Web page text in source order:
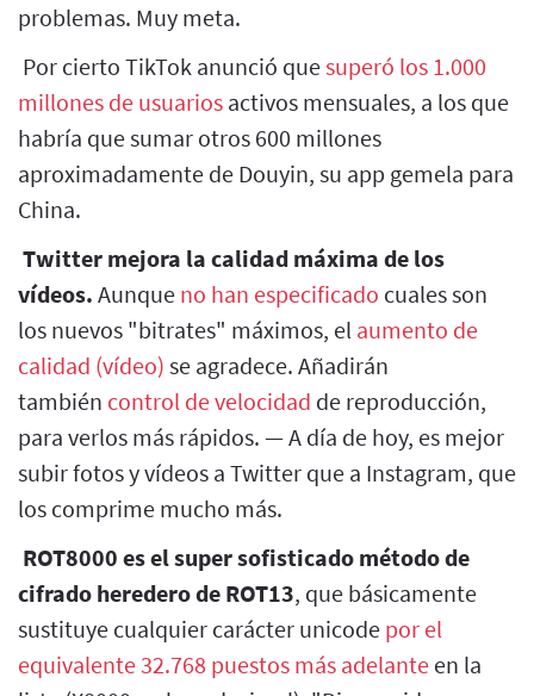
problemas. Muy meta.
Por cierto TikTok anunció quesuperó los 1.000
millones de usuarios activos mensuales, a los que
habría que sumar otros 600 millones
aproximadamente de Douyin, su app gemela para
China.
Twitter mejora la calidad máxima de los
vídeos. Aunque no han especificado cuales son
los nuevos "bitrates" máximos, el aumento de
calidad (vídeo) se agradece. Añadirán
también control de velocidad de reproducción,
para verlos más rápidos. — A día de hoy, es mejor
subir fotos y vídeos a Twitter que a Instagram, que
los comprime mucho más.
ROT8000 es el super sofisticado método de
cifrado heredero de ROT13, que básicamente
sustituye cualquier carácter unicode por el
equivalente 32.768 puestos más adelante en la